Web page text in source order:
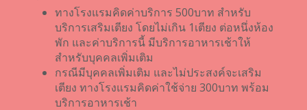
ทางโรงแรมคิดค่าบริการ 500บาท สำหรับ
บริการเสริมเตียง โดยไม่เกิน 1เตียง ต่อหนึ่งห้อง
พัก และค่าบริการนี้ มีบริการอาหารเช้าให้
สำหรับบุคคลเพิ่มเติม
กรณีมีบุคคลเพิ่มเติม และไม่ประสงค์จะเสริม
เตียง ทางโรงแรมคิดค่าใช้จ่าย 300บาท พร้อม
บริการอาหารเช้า